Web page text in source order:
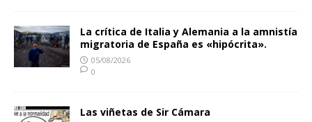
La crítica de Italia y Alemania a la amnistía
migratoria de España es «hipócrita».
05/08/2026
0
Las viñetas de Sir Cámara